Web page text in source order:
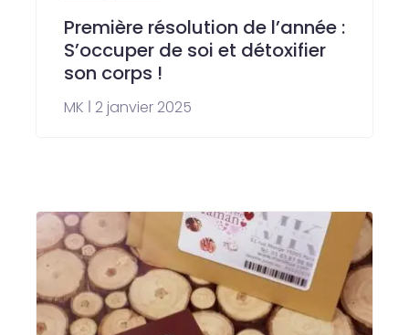
Première résolution de l’année :
S’occuper de soi et détoxifier
son corps !
MK 2 janvier 2025